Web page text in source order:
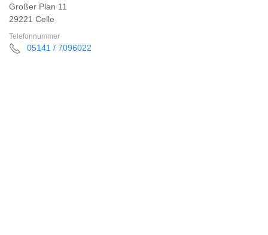
Großer Plan 11
29221 Celle
Telefonnummer
05141 / 7096022